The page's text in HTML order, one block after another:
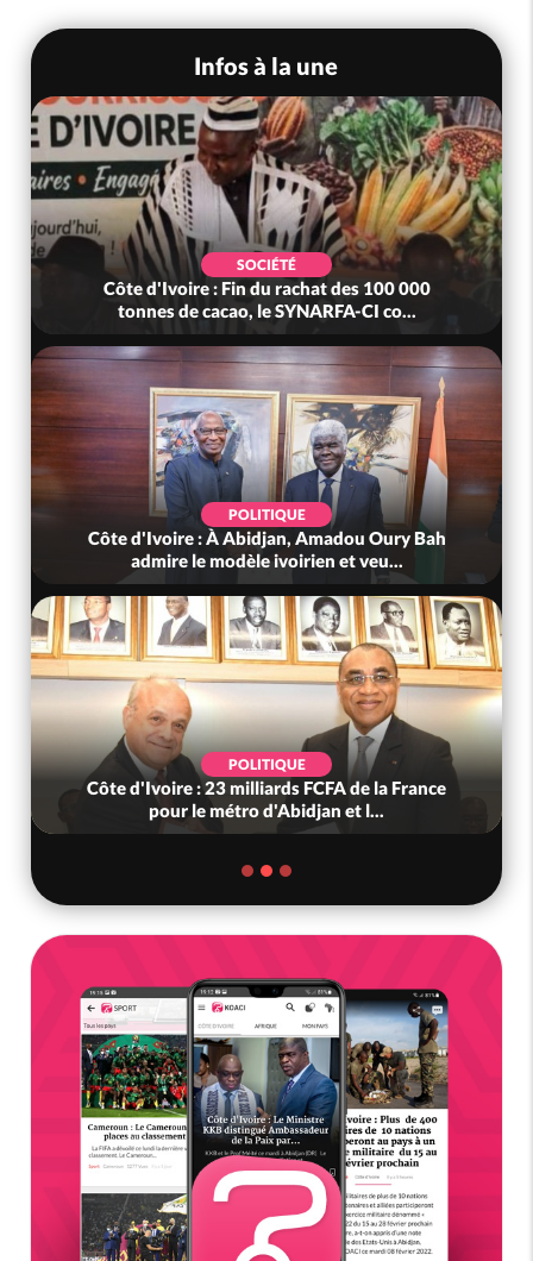
Infos à la une
SOCIÉTÉ
Côte d'Ivoire : Fin du rachat des 100 000
tonnes de cacao, le SYNARFA-CI co...
POLITIQUE
Côte d'Ivoire : À Abidjan, Amadou Oury Bah
admire le modèle ivoirien et veu...
POLITIQUE
Côte d'Ivoire : 23 milliards FCFA de la France
pour le métro d'Abidjan et l...